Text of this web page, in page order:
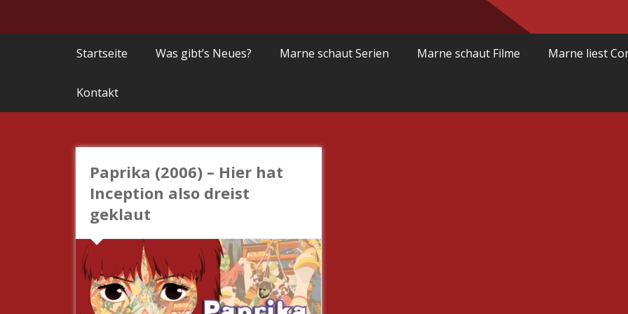
Startseite Was gibt’s Neues? Marne schaut Serien Marne schaut Filme Marne liest
Kontakt
Paprika (2006) – Hier hat
Inception also dreist
geklaut